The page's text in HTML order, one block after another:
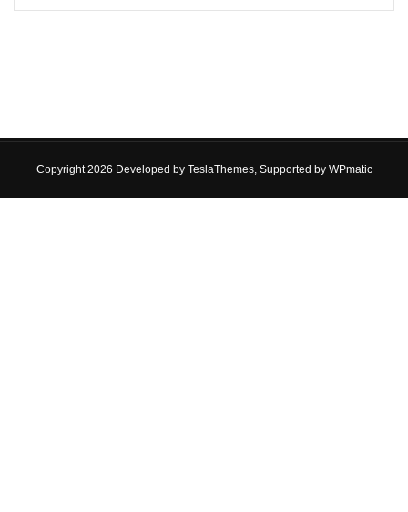
Copyright 2026 Developed by TeslaThemes, Supported by WPmatic